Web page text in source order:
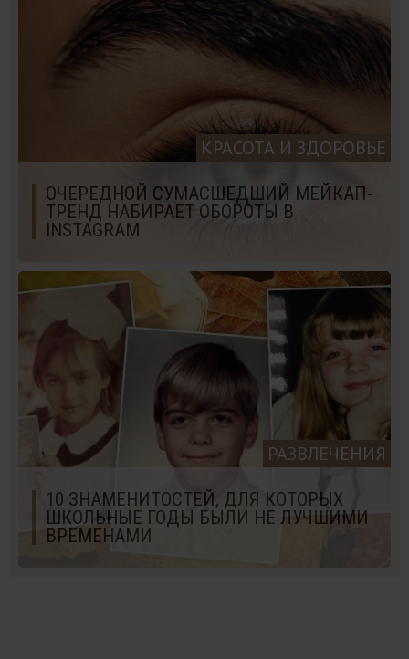
КРАСОТА И ЗДОРОВЬЕ
ОЧЕРЕДНОЙ СУМАСШЕДШИЙ МЕЙКАП-
ТРЕНД НАБИРАЕТ ОБОРОТЫ В
INSTAGRAM
РАЗВЛЕЧЕНИЯ
10 ЗНАМЕНИТОСТЕЙ, ДЛЯ КОТОРЫХ
ШКОЛЬНЫЕ ГОДЫ БЫЛИ НЕ ЛУЧШИМИ
ВРЕМЕНАМИ